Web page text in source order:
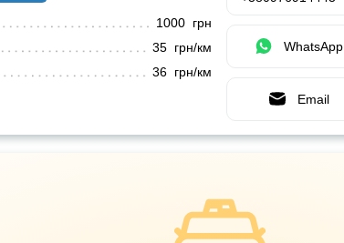
1000 грн
35 грн/км
36 грн/км
WhatsApp
Email